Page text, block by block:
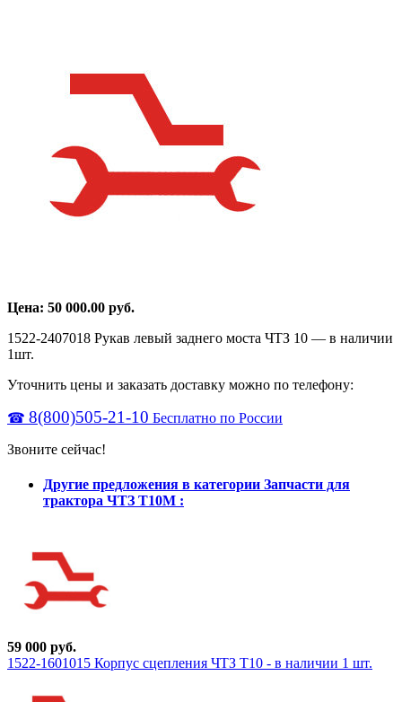
Цена: 50 000.00 руб.
1522-2407018 Рукав левый заднего моста ЧТЗ 10 — в наличии
1шт.
Уточнить цены и заказать доставку можно по телефону:
☎ 8(800)505-21-10 Бесплатно по России
Звоните сейчас!
Другие предложения в категории Запчасти для
трактора ЧТЗ Т10М :
59 000 руб.
1522-1601015 Корпус сцепления ЧТЗ Т10 - в наличии 1 шт.